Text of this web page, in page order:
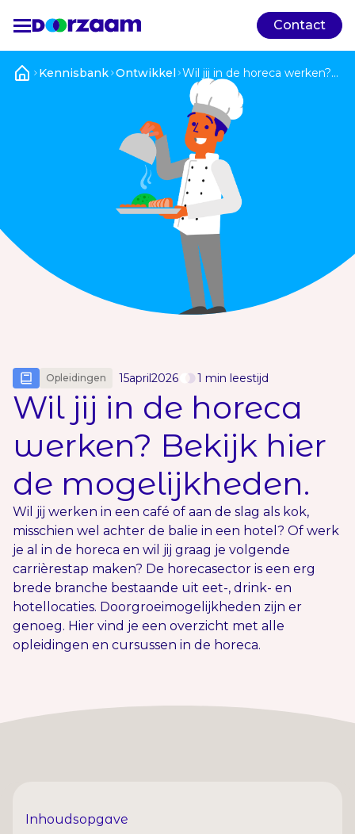
Contact
Kennisbank Ontwikkel Wil jij in de horeca werken?
Bekijk hier de mogelijkheden.
Opleidingen 15april2026 1 min leestijd
Wil jij in de horeca
werken? Bekijk hier
de mogelijkheden.
Wil jij werken in een café of aan de slag als kok,
misschien wel achter de balie in een hotel? Of werk
je al in de horeca en wil jij graag je volgende
carrièrestap maken? De horecasector is een erg
brede branche bestaande uit eet-, drink- en
hotellocaties. Doorgroeimogelijkheden zijn er
genoeg. Hier vind je een overzicht met alle
opleidingen en cursussen in de horeca.
Inhoudsopgave